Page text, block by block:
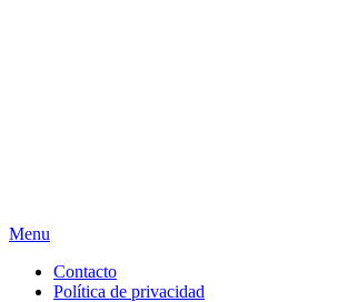
Skip
content
Menu
Contacto
Política de privacidad